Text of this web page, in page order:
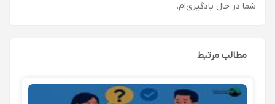
شما در حال یادگیری‌ام.
مطالب مرتبط